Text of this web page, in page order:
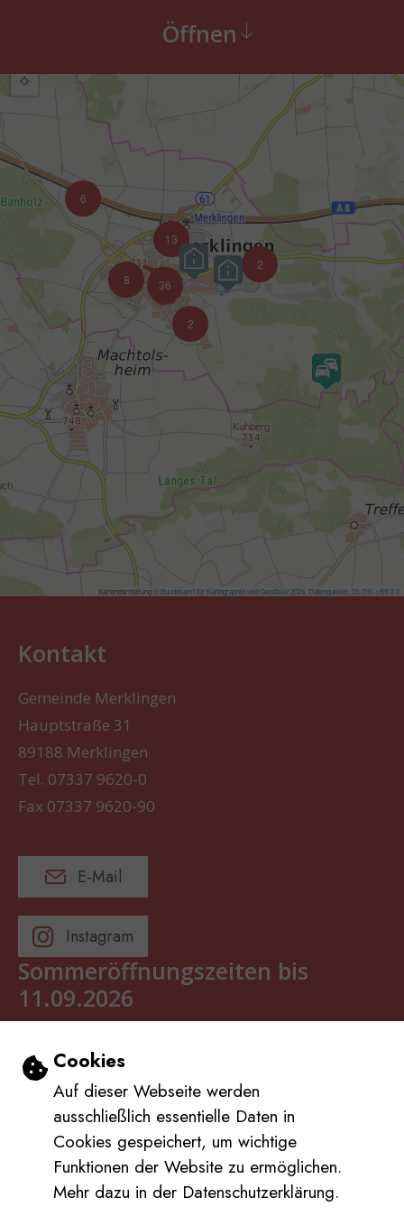
Einstellungen zu Cookies und
Cookies
Auf dieser Webseite werden
ausschließlich essentielle Daten in
Cookies gespeichert, um wichtige
Funktionen der Website zu ermöglichen.
Mehr dazu in der Datenschutzerklärung.
Öffnen
Kontakt
Gemeinde Merklingen
Hauptstraße 31
89188 Merklingen
Tel. 07337 9620-0
Fax 07337 9620-90
E-Mail
Instagram
Sommeröffnungszeiten bis
11.09.2026
Di:
8-12 Uhr
8-12 Uhr
13-16 Uhr
geschlossen
Inhaltsverzeichnis